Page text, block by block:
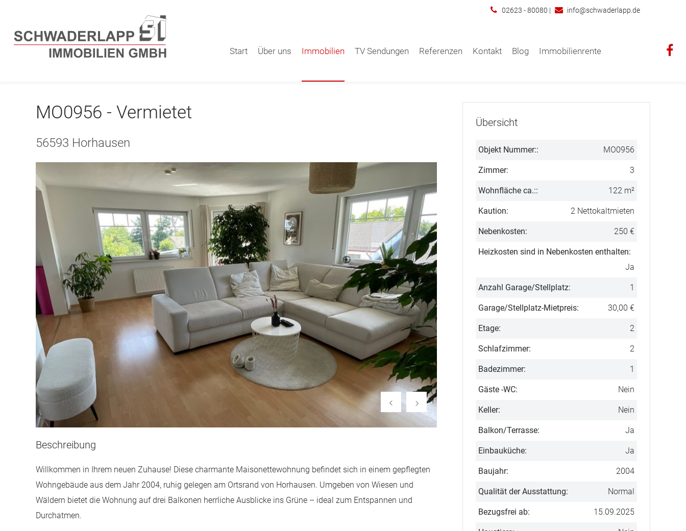
02623 - 80080 | info@schwaderlapp.de
Start Über uns Immobilien TV Sendungen Referenzen Kontakt Blog Immobilienrente
MO0956 - Vermietet
56593 Horhausen
Beschreibung
Willkommen in Ihrem neuen Zuhause! Diese charmante Maisonettewohnung befindet sich in einem gepflegten
Wohngebäude aus dem Jahr 2004, ruhig gelegen am Ortsrand von Horhausen. Umgeben von Wiesen und
Wäldern bietet die Wohnung auf drei Balkonen herrliche Ausblicke ins Grüne – ideal zum Entspannen und
Durchatmen.
Übersicht
Objekt Nummer:: MO0956
Zimmer: 3
Wohnfläche ca.:: 122 m²
Kaution: 2 Nettokaltmieten
Nebenkosten: 250 €
Heizkosten sind in Nebenkosten enthalten:
Ja
Anzahl Garage/Stellplatz: 1
Garage/Stellplatz-Mietpreis: 30,00 €
Etage: 2
Schlafzimmer: 2
Badezimmer: 1
Gäste -WC: Nein
Keller: Nein
Balkon/Terrasse: Ja
Einbauküche: Ja
Baujahr: 2004
Qualität der Ausstattung: Normal
Bezugsfrei ab: 15.09.2025